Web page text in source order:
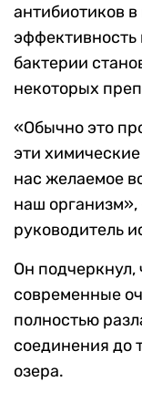
антибиотиков
эффективность
бактерии
некоторых
«Обычно это
эти
нас желаемое
наш
руководитель
Он подчеркнул,
современные
полностью
соединения до
озера.